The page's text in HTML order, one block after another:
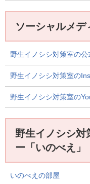
ソーシャルメ
野生イノシシ対策室の
野生イノシシ対策室の
野生イノシシ対策室の
野生イノシシ対
ー「いのべえ」
いのべえの部屋